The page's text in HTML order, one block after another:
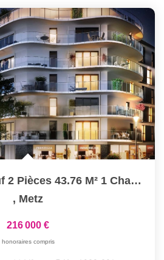
Appartement Neuf 2 Pièces 43.76 M² 1 Chambre Terrasse À...
, Metz
216 000 €
honoraires compris